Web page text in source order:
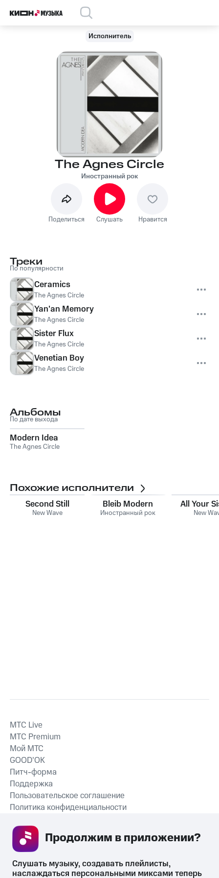
Исполнитель
The Agnes Circle
Иностранный рок
Поделиться Слушать Нравится
Треки
По популярности
Ceramics
The Agnes Circle
Yan'an Memory
The Agnes Circle
Sister Flux
The Agnes Circle
Venetian Boy
The Agnes Circle
Альбомы
По дате выхода
Modern Idea
The Agnes Circle
Похожие исполнители
Second Still
New Wave
Bleib Modern
Иностранный рок
All Your
New
СКАЧАТЬ ПРИЛОЖЕНИЕ
MTС Live
MTС Premium
Мой МТС
GOOD’OK
Питч-форма
Поддержка
Пользовательское соглашение
Политика конфиденциальности
Слушать музыку, создавать плейлисты,
наслаждаться персональными миксами теперь